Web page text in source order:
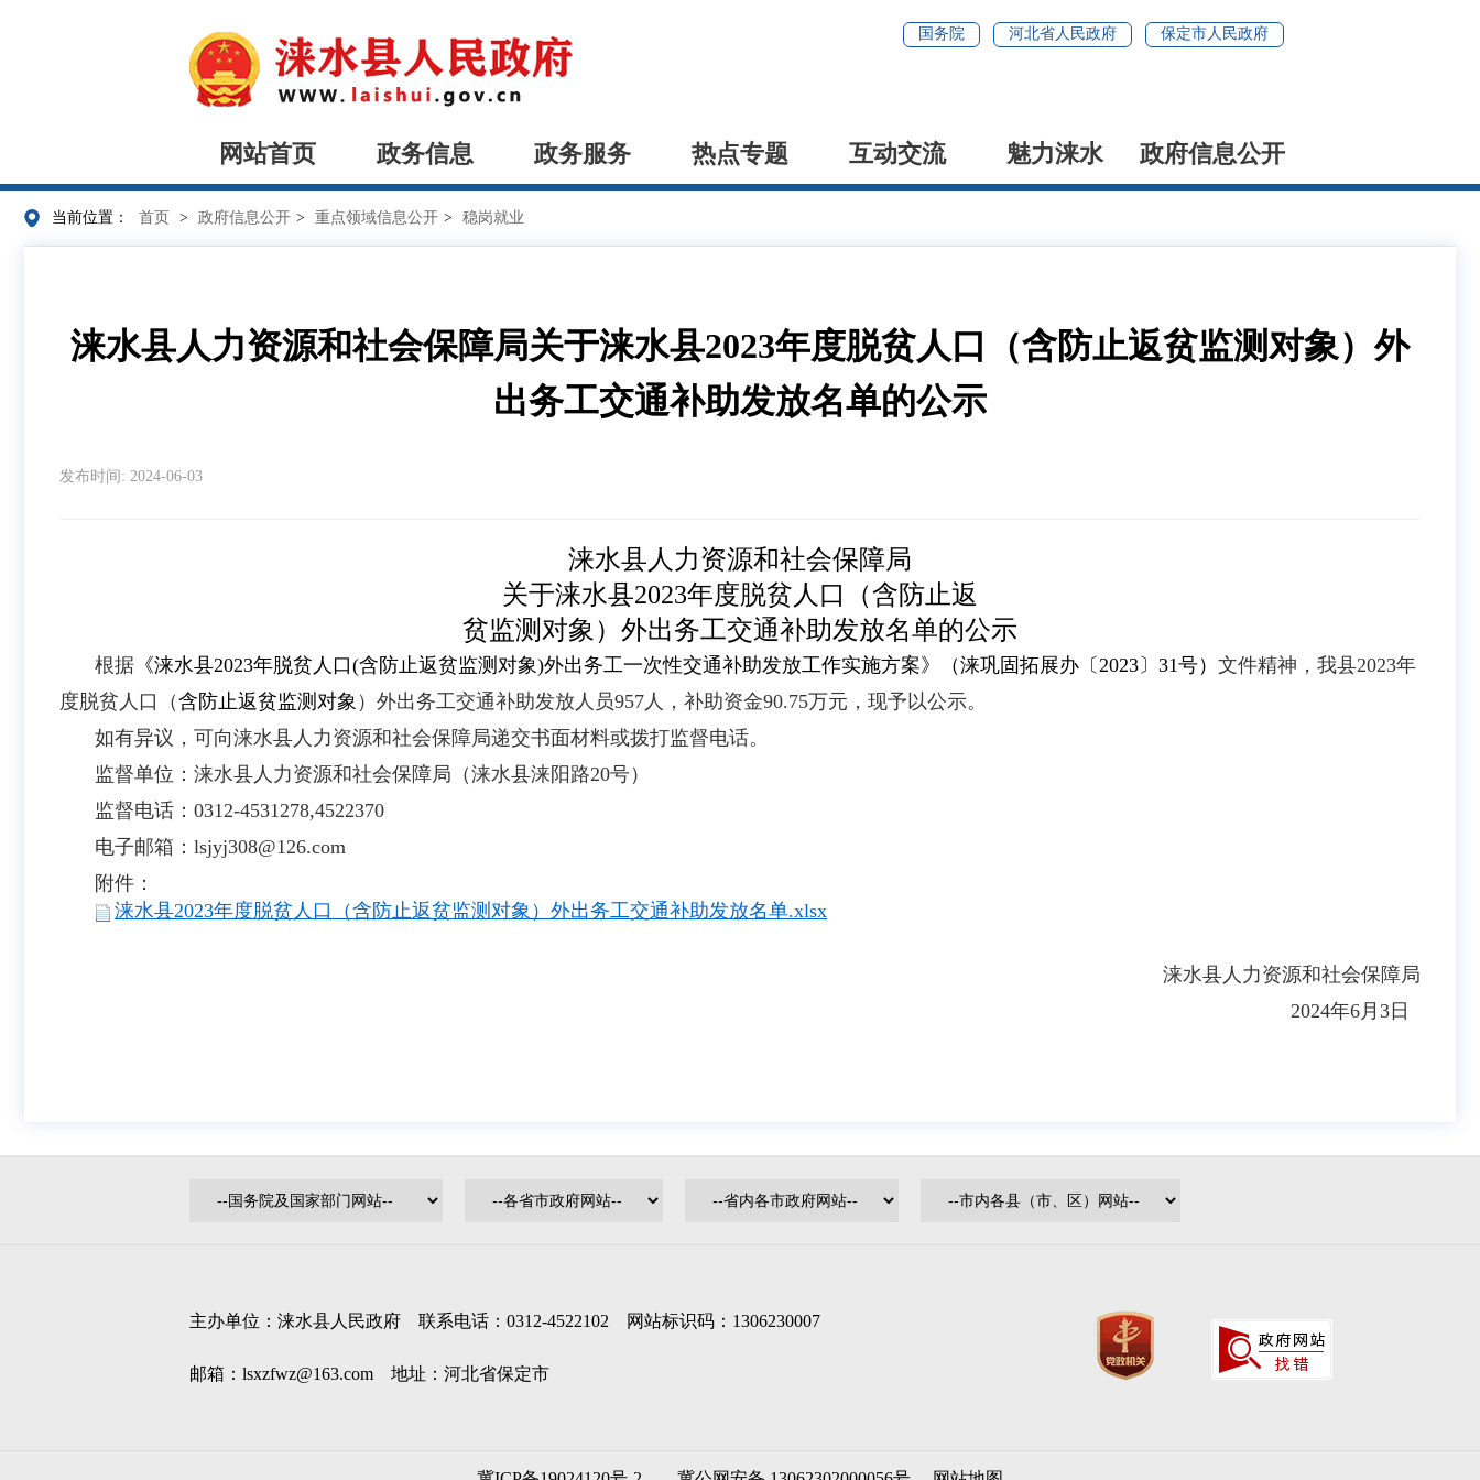
国务院 河北省人民政府 保定市人民政府
网站首页 政务信息 政务服务 热点专题 互动交流 魅力涞水 政府信息公开
当前位置： 首页 > 政府信息公开 > 重点领域信息公开 > 稳岗就业
涞水县人力资源和社会保障局关于涞水县2023年度脱贫人口（含防止返贫监测对象）外
出务工交通补助发放名单的公示
发布时间: 2024-06-03
涞水县人力资源和社会保障局
关于涞水县2023年度脱贫人口（含防止返
贫监测对象）外出务工交通补助发放名单的公示
根据 《涞水县2023年脱贫人口(含防止返贫监测对象)外出务工一次性交通补助发放工作实施方案》 （涞巩固拓展办 〔2023〕31号） 文件精神，我县2023年
度脱贫人口（含防止返贫监测对象 ）外出务工交通补助发放人员957人，补助资金90.75万元， 现予以公示。
如有异议，可向涞水县人力资源和社会保障局递交书面材料或拨打监督电话。
监督单位：涞水县人力资源和社会保障局（涞水县涞阳路20号）
监督电话：0312-4531278,4522370
电子邮箱：lsjyj308@126.com
附件：
涞水县2023年度脱贫人口（含防止返贫监测对象）外出务工交通补助发放名单.xlsx
涞水县人力资源和社会保障局
2024年6月3日
主办单位：涞水县人民政府 联系电话：0312-4522102 网站标识码：1306230007
邮箱：lsxzfwz@163.com 地址：河北省保定市